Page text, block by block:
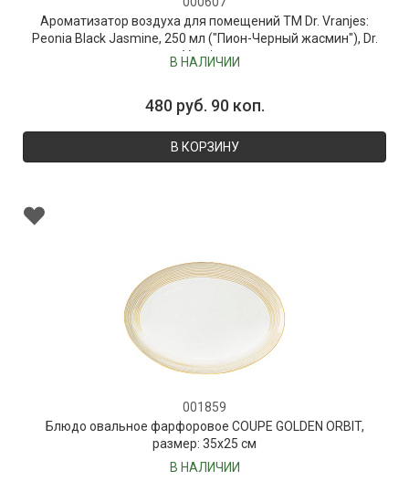
Ароматизатор воздуха для помещений ТМ Dr. Vranjes:
Peonia Black Jasmine, 250 мл ("Пион-Черный жасмин"), Dr.
Vranjes
В НАЛИЧИИ
480 руб. 90 коп.
В КОРЗИНУ
001859
Блюдо овальное фарфоровое COUPE GOLDEN ORBIT,
размер: 35х25 см
В НАЛИЧИИ